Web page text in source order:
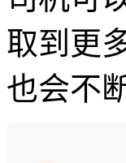
取到更
也会不